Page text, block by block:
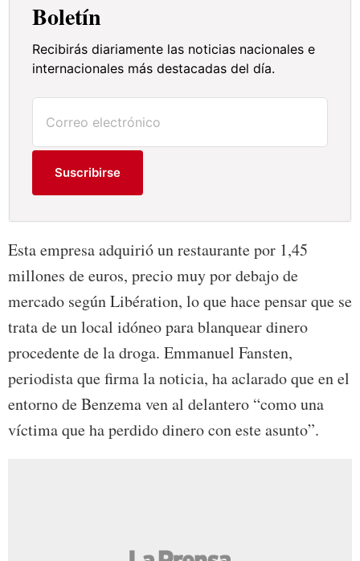
Boletín
Recibirás diariamente las noticias nacionales e
internacionales más destacadas del día.
Suscribirse
Esta empresa adquirió un restaurante por 1,45
millones de euros, precio muy por debajo de
mercado según Libération, lo que hace pensar que se
trata de un local idóneo para blanquear dinero
procedente de la droga. Emmanuel Fansten,
periodista que firma la noticia, ha aclarado que en el
entorno de Benzema ven al delantero “como una
víctima que ha perdido dinero con este asunto”.